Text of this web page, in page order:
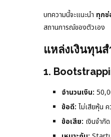
บทความนี้จะแนะนำ ทุกช่
สถานการณ์ของตัวเอง
แหล่งเงินทุน
1.
จำนวนเงิน:
ข้อดี: ไม่เสียหุ้น
ข้อเสีย: เงินจำกั